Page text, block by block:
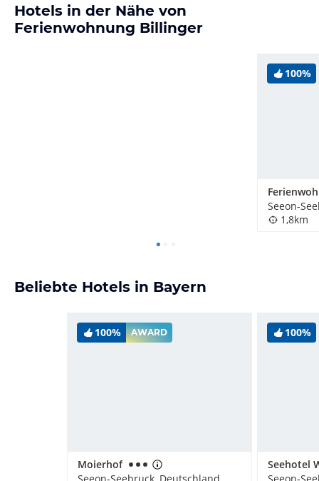
Hotels in der Nähe von
Ferienwohnung Billinger
100%
Seeon-
1,8km
Beliebte Hotels in Bayern
100% AWARD
Moierhof
100%